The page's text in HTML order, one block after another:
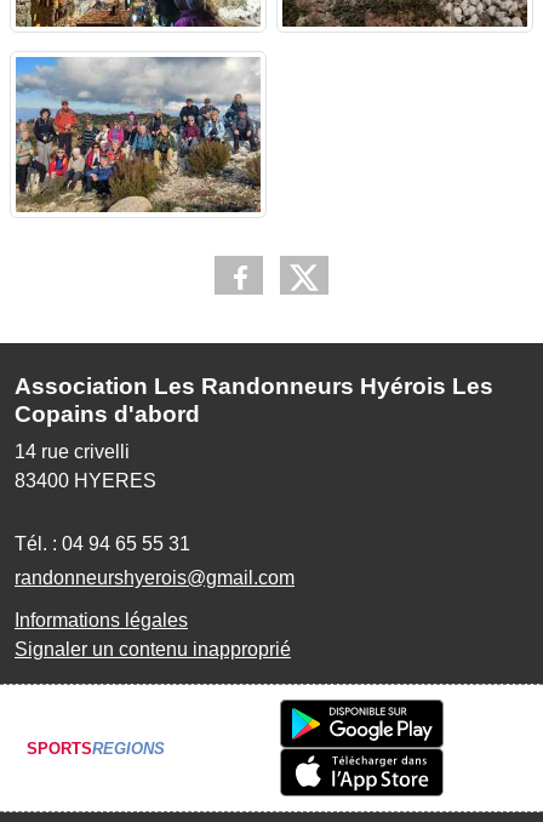
Association Les Randonneurs Hyérois Les
Copains d'abord
14 rue crivelli
83400 HYERES
Tél. : 04 94 65 55 31
randonneurshyerois@gmail.com
Informations légales
Signaler un contenu inapproprié
SPORTSREGIONS